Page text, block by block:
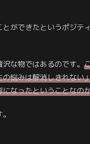
ができたというポジテ
な物ではあるのです。
悩みは解消しきれない
なったということなの